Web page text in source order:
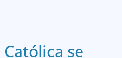
se